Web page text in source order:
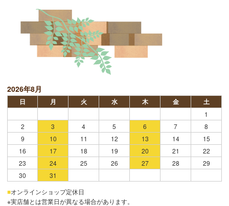
2026年8月
日 月 火 水 木 金 土
1
2
3 4 5 6 7
8
9
10 11 12 13 14
15
16
17 18 19 20 21
22
23
24 25 26 27 28
29
30
31
■オンラインショップ定休日
※実店舗とは営業日が異なる場合があります。